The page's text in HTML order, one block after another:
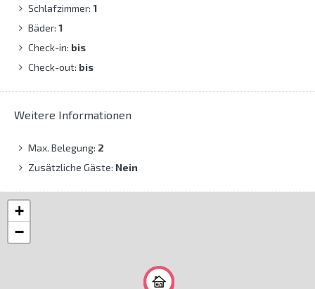
Schlafzimmer: 1
Bäder: 1
Check-in: bis
Check-out: bis
Weitere Informationen
Max. Belegung: 2
Zusätzliche Gäste: Nein
+
−